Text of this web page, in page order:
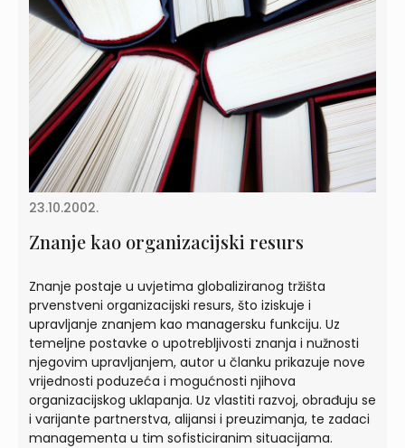
23.10.2002.
Znanje kao organizacijski resurs
Znanje postaje u uvjetima globaliziranog tržišta
prvenstveni organizacijski resurs, što iziskuje i
upravljanje znanjem kao managersku funkciju. Uz
temeljne postavke o upotrebljivosti znanja i nužnosti
njegovim upravljanjem, autor u članku prikazuje nove
vrijednosti poduzeća i mogućnosti njihova
organizacijskog uklapanja. Uz vlastiti razvoj, obrađuju se
i varijante partnerstva, alijansi i preuzimanja, te zadaci
managementa u tim sofisticiranim situacijama.